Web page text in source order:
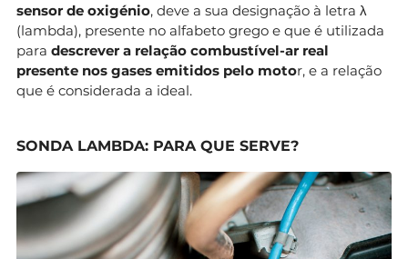
sensor de oxigénio, deve a sua designação à letra λ
(lambda), presente no alfabeto grego e que é utilizada
para descrever a relação combustível-ar real
presente nos gases emitidos pelo motor, e a relação
que é considerada a ideal.
SONDA LAMBDA: PARA QUE SERVE?